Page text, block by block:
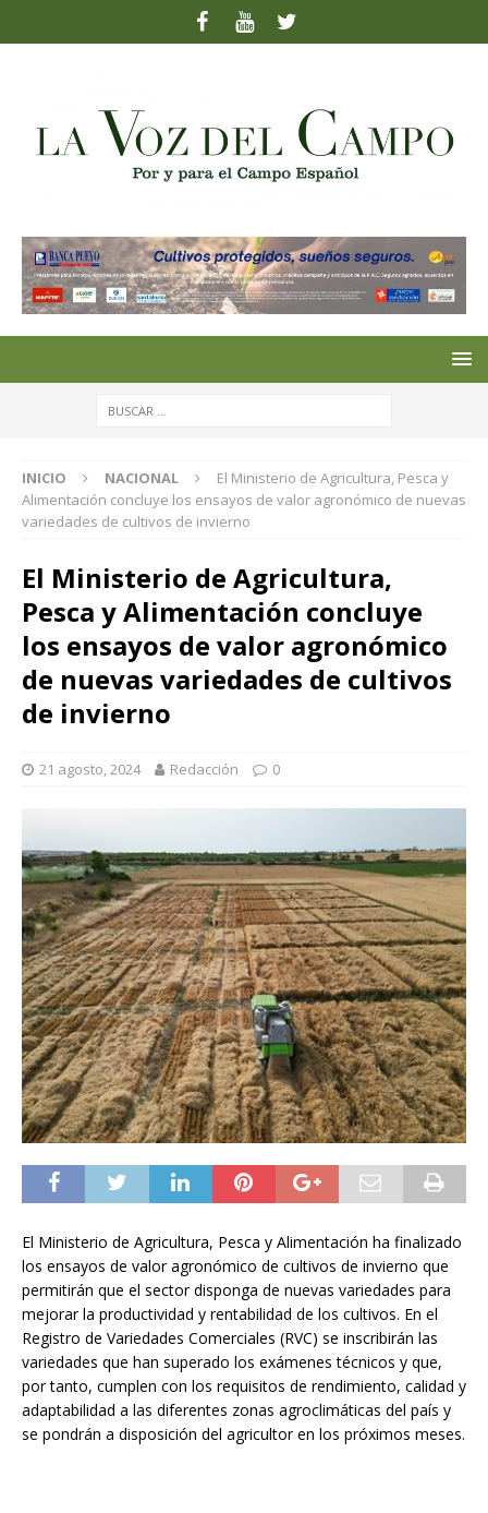
INICIO NACIONAL
El Ministerio de Agricultura, Pesca y
Alimentación concluye los ensayos de valor agronómico de nuevas
variedades de cultivos de invierno
El Ministerio de Agricultura,
Pesca y Alimentación concluye
los ensayos de valor agronómico
de nuevas variedades de cultivos
de invierno
21 agosto, 2024 Redacción 0
El Ministerio de Agricultura, Pesca y Alimentación ha finalizado
los ensayos de valor agronómico de cultivos de invierno que
permitirán que el sector disponga de nuevas variedades para
mejorar la productividad y rentabilidad de los cultivos. En el
Registro de Variedades Comerciales (RVC) se inscribirán las
variedades que han superado los exámenes técnicos y que,
por tanto, cumplen con los requisitos de rendimiento, calidad y
adaptabilidad a las diferentes zonas agroclimáticas del país y
se pondrán a disposición del agricultor en los próximos meses.